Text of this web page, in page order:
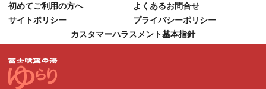
初めてご利用の方へ
よくあるお問合せ
サイトポリシー
プライバシーポリシー
カスタマーハラスメント基本指針